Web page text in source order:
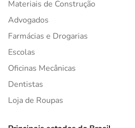
Materiais de Construção
Advogados
Farmácias e Drogarias
Escolas
Oficinas Mecânicas
Dentistas
Loja de Roupas